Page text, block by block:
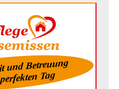
und Betreuung
Tag